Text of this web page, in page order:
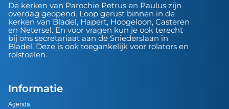
De kerken van Parochie Petrus en Paulus zijn
overdag geopend. Loop gerust binnen in de
kerken van Bladel, Hapert, Hoogeloon, Casteren
en Netersel. En voor vragen kun je ook terecht
bij ons secretariaat aan de Sniederslaan in
Bladel. Deze is ook toegankelijk voor rolators en
rolstoelen.
Informatie
Agenda